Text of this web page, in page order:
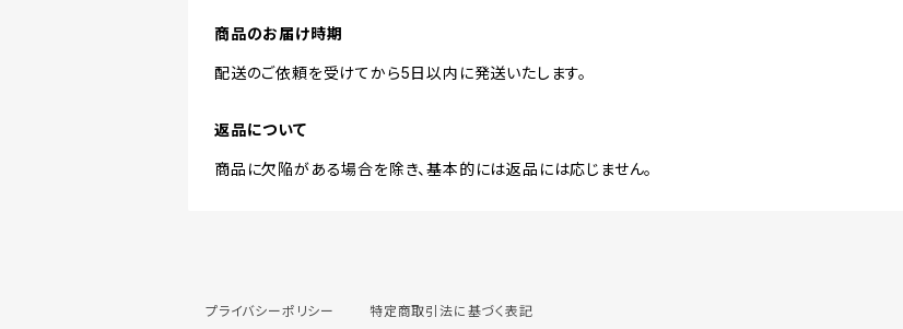
商品のお届け時期
配送のご依頼を受けてから5日以内に発送いたします。
返品について
商品に欠陥がある場合を除き、基本的には返品には応じません。
プライバシーポリシー 特定商取引法に基づく表記